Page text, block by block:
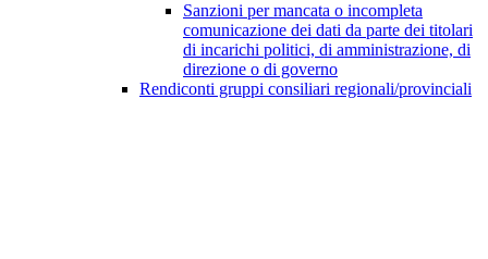
Sanzioni per mancata o incompleta
comunicazione dei dati da parte dei titolari
di incarichi politici, di amministrazione, di
direzione o di governo
Rendiconti gruppi consiliari regionali/provinciali